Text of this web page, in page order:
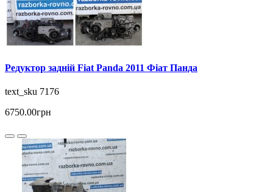
Редуктор задній Fiat Panda 2011 Фіат Панда
text_sku 7176
6750.00грн